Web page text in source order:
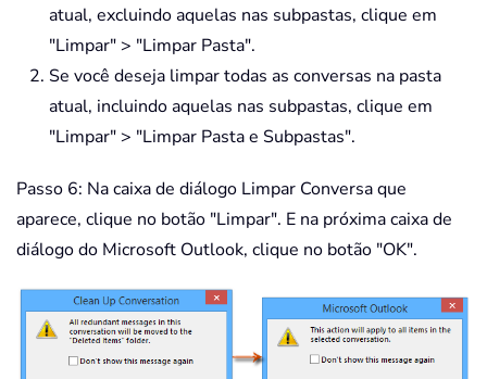
atual, excluindo aquelas nas subpastas, clique em
"Limpar" > "Limpar Pasta".
Se você deseja limpar todas as conversas na pasta
atual, incluindo aquelas nas subpastas, clique em
"Limpar" > "Limpar Pasta e Subpastas".
Passo 6: Na caixa de diálogo Limpar Conversa que
aparece, clique no botão "Limpar". E na próxima caixa de
diálogo do Microsoft Outlook, clique no botão "OK".